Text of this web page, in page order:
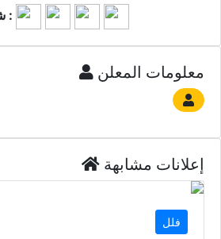
شارك :
معلومات المعلن
إعلانات مشابهة
فلل